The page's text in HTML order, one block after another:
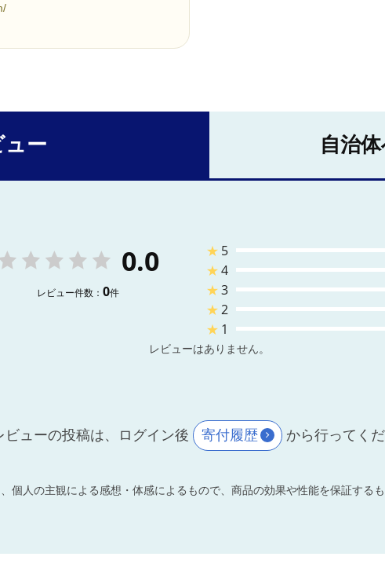
ュー 自治
0.0
レビュー件数： 0件
★ 5
★4
★3
★2
★ 1
レビューはありません。
ビューの投稿は、ログイン後 寄付履歴 から行ってくだ
個人の主観による感想・体感によるもので、商品の効果や性能を保証するも